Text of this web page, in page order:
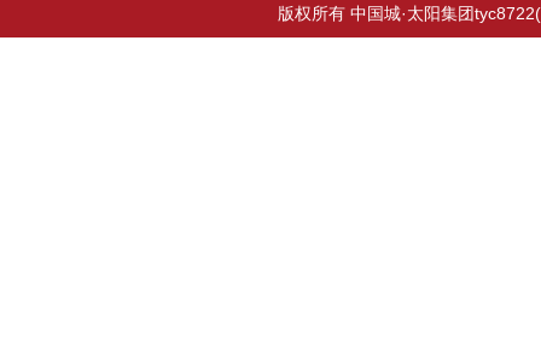
版权所有 中国城·太阳集团